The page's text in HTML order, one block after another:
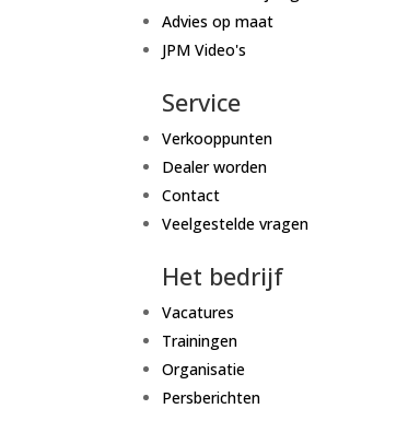
Advies op maat
JPM Video's
Service
Verkooppunten
Dealer worden
Contact
Veelgestelde vragen
Het bedrijf
Vacatures
Trainingen
Organisatie
Persberichten